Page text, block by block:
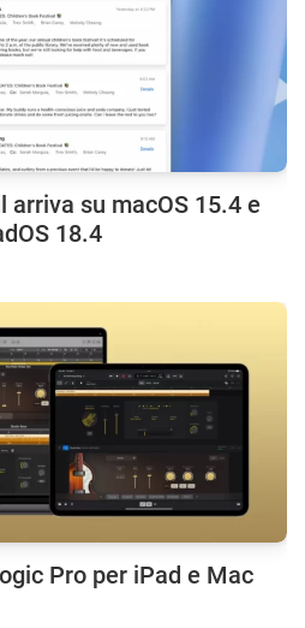
arriva su macOS 15.4 e
18.4
Pro per iPad e Mac